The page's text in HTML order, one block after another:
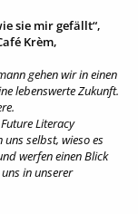
sie mir gefällt“,
Krèm,
gehen wir in einen
lebenswerte Zukunft.
Literacy
selbst, wieso es
werfen einen Blick
in unserer